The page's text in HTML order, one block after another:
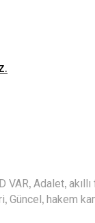
VAR, Adalet,
, Güncel, hakem